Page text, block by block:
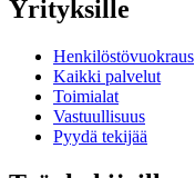
Yrityksille
Henkilöstövuokraus
Kaikki palvelut
Toimialat
Vastuullisuus
Pyydä tekijää